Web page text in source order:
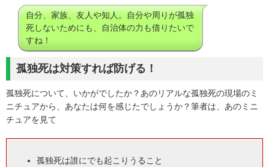
自分、家族、友人や知人。自分や周りが孤独
死しないためにも、自治体の力も借りたいで
すね！
孤独死は対策すれば防げる！
孤独死について、いかがでしたか？あのリアルな孤独死の現場のミ
ニチュアから、あなたは何を感じたでしょうか？筆者は、あのミニ
チュアを見て
孤独死は誰にでも起こりうること